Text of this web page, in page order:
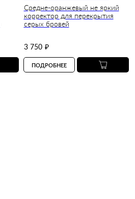
Средне-оранжевый не яркий
корректор для перекрытия
серых бровей
3 750 ₽
ПОДРОБНЕЕ